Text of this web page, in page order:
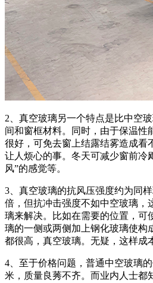
2、真空玻璃另一个特点是比中空
间和窗框材料。同时，由于保温性
很好，可免去窗上结露结雾造成看
让人烦心的事。冬天可减少窗前冷
风”的感觉等。
3、真空玻璃的抗风压强度约为同
倍，但抗冲击强度不如中空玻璃，
璃来解决。比如在需要的位置，可
璃的一侧或两侧加上钢化玻璃使构
都很高，真空玻璃。无疑，这样成
4、至于价格问题，普通中空玻璃
米，质量良莠不齐。而业内人士都